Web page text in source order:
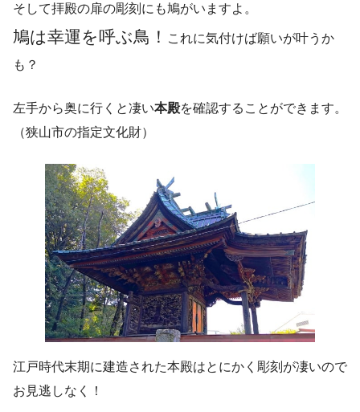
そして拝殿の扉の彫刻にも鳩がいますよ。
鳩は幸運を呼ぶ鳥！
これに気付けば願いが叶うか
も？
左手から奥に行くと凄い本殿を確認することができます。
（狭山市の指定文化財）
江戸時代末期に建造された本殿はとにかく彫刻が凄いので
お見逃しなく！